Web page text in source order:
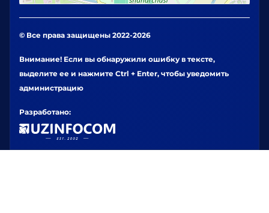
© Все права защищены 2022-2026
Внимание! Если вы обнаружили ошибку в тексте,
выделите ее и нажмите Ctrl + Enter, чтобы уведомить
администрацию
Разработано: